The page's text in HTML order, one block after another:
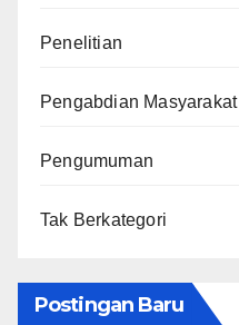
Penelitian
Pengabdian Masyarakat
Pengumuman
Tak Berkategori
Postingan Baru